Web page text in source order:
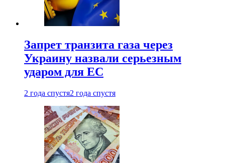
Запрет транзита газа через
Украину назвали серьезным
ударом для ЕС
2 года спустя2 года спустя